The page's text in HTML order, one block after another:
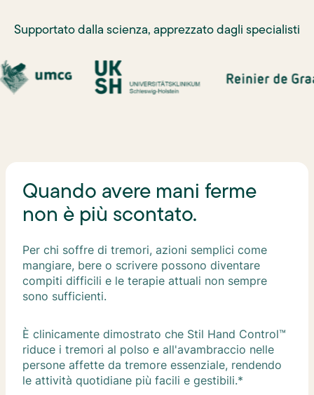
Supportato dalla scienza, apprezzato dagli specialisti
Quando avere mani ferme
non è più scontato.
Per chi soffre di tremori, azioni semplici come
mangiare, bere o scrivere possono diventare
compiti difficili e le terapie attuali non sempre
sono sufficienti.
È clinicamente dimostrato che Stil Hand Control™
riduce i tremori al polso e all'avambraccio nelle
persone affette da tremore essenziale, rendendo
le attività quotidiane più facili e gestibili.*